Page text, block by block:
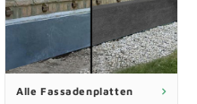
Alle Fassadenplatten